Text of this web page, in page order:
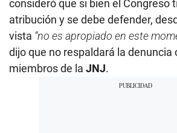
consideró que si bien el Congreso
atribución y se debe defender,
vista “no es apropiado en este
dijo que no respaldará la denuncia
miembros de la JNJ.